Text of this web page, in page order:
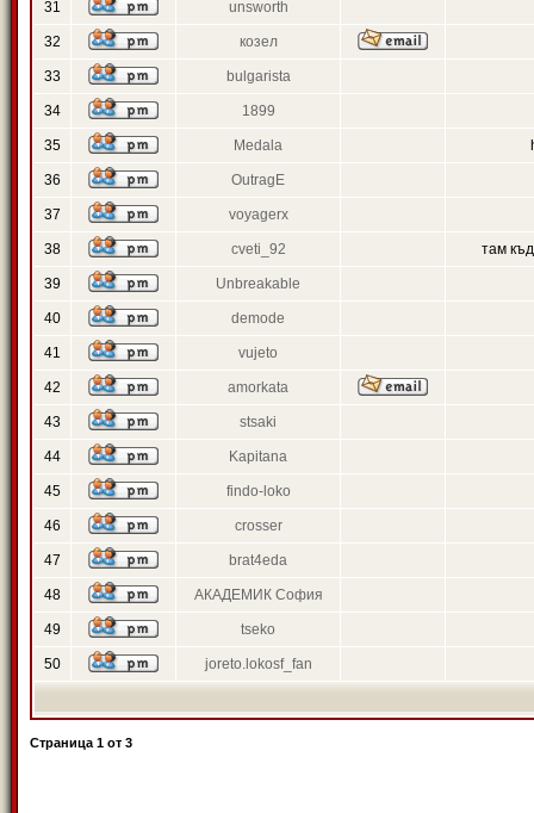
31 unsworth
32 козел
33 bulgarista
34 1899
35 Medala
36 OutragE
37 voyagerx
38 cveti_92 там
39 Unbreakable
40 demode
41 vujeto
42 amorkata
43 stsaki
44 Kapitana
45 findo-loko
46 crosser
47 brat4eda
48 АКАДЕМИК София
49 tseko
50 joreto.lokosf_fan
Страница 1 от 3